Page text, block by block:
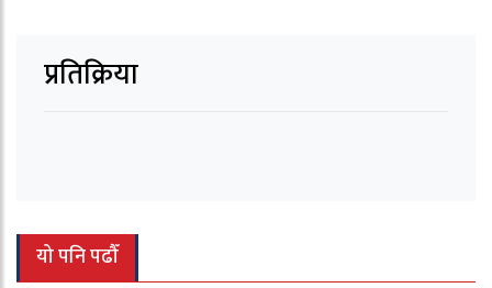
प्रतिक्रिया
यो पनि पढौँ